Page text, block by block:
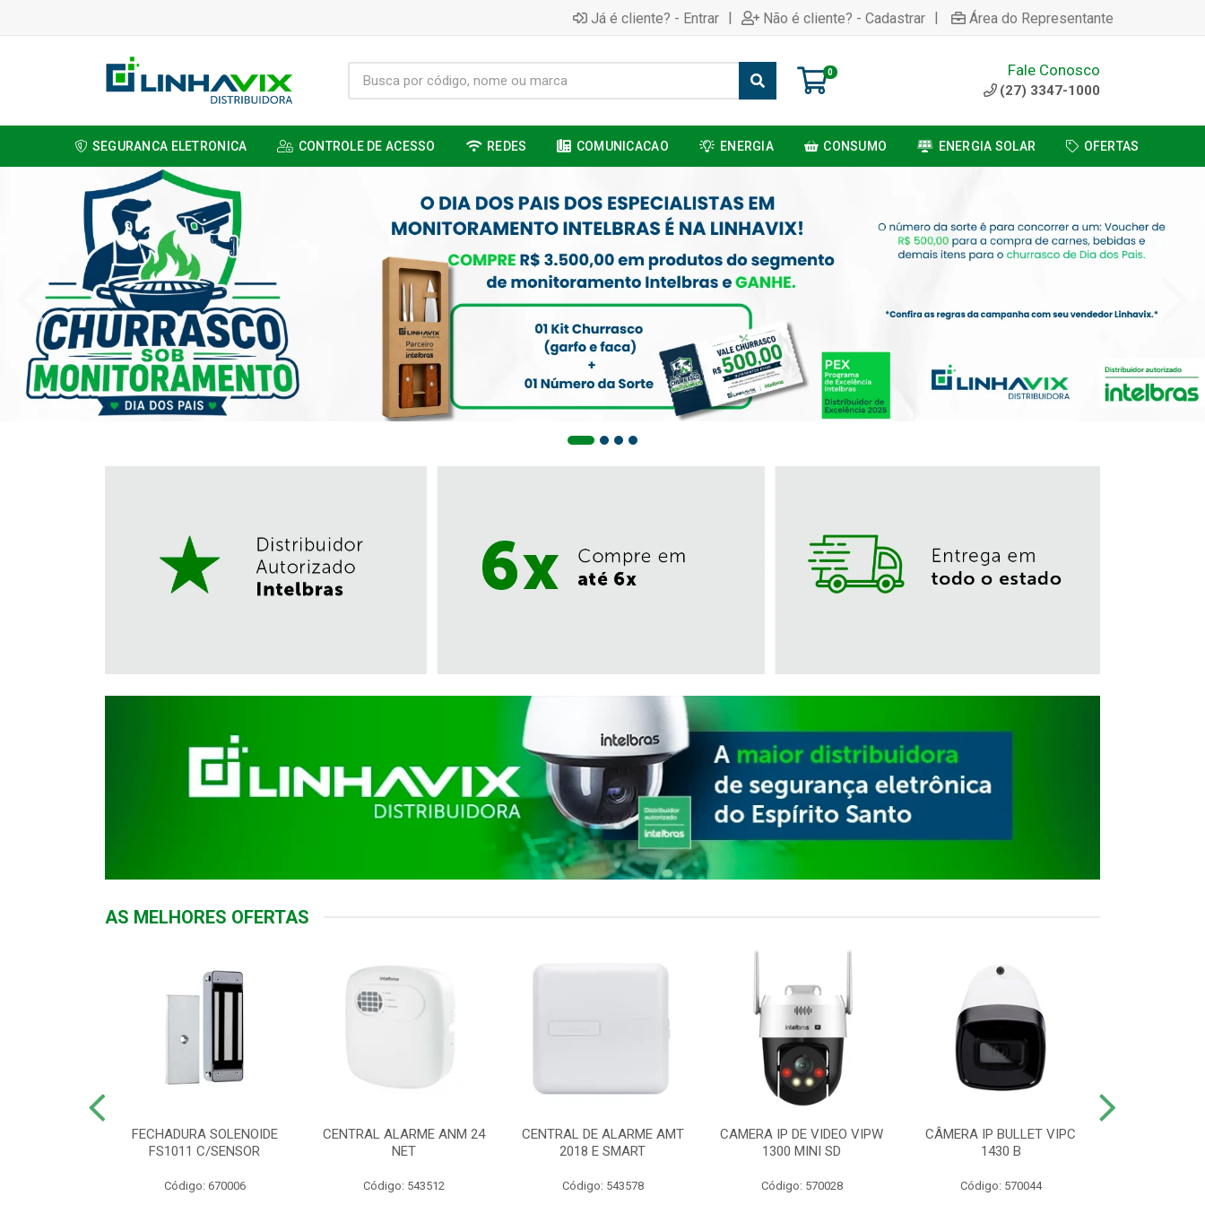
Já é cliente? - Entrar | Não é cliente? - Cadastrar | Área do Representante
0 Fale Conosco
(27) 3347-1000
SEGURANCA ELETRONICA CONTROLE DE ACESSO REDES COMUNICACAO ENERGIA CONSUMO ENERGIA SOLAR OFERTAS
AS MELHORES OFERTAS
FECHADURA SOLENOIDE
FS1011 C/SENSOR
Código: 670006
CENTRAL ALARME ANM 24
NET
Código: 543512
CENTRAL DE ALARME AMT
2018 E SMART
Código: 543578
CAMERA IP DE VIDEO VIPW
1300 MINI SD
Código: 570028
CÂMERA IP BULLET VIPC
1430 B
Código: 570044